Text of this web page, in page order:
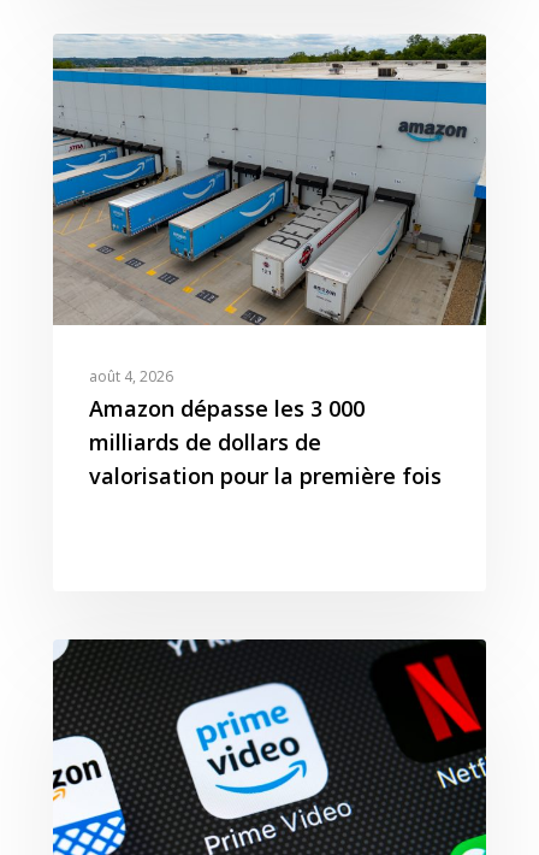
août 4, 2026
Amazon dépasse les 3 000
milliards de dollars de
valorisation pour la première fois